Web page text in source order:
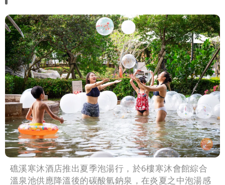
礁溪寒沐酒店推出夏季泡湯行，於6樓寒沐會館綜合
溫泉池供應降溫後的碳酸氫鈉泉，在炎夏之中泡湯感